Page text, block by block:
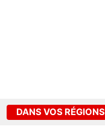
DANS VOS RÉGIONS